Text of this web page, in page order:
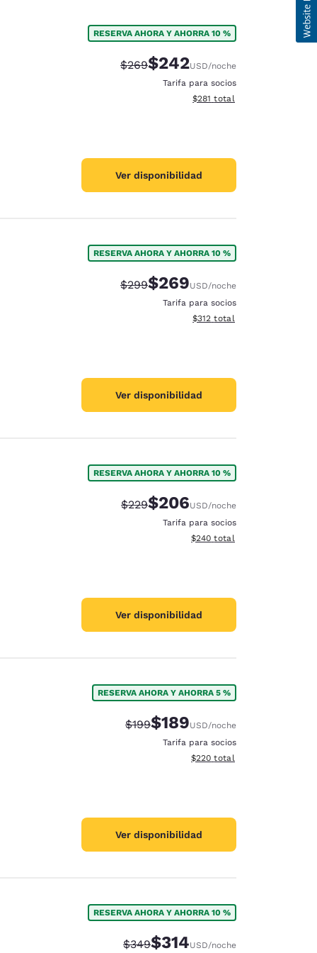
RESERVA AHORA Y AHORRA 10 %
Precio tachado:
$269Precio con descuento:
$242USD/noche
Tarifa para socios
Ver detalles del total
$281 total
Ver disponibilidad
RESERVA AHORA Y AHORRA 10 %
Precio tachado:
$299Precio con descuento:
$269USD/noche
Tarifa para socios
Ver detalles del total
$312 total
Ver disponibilidad
RESERVA AHORA Y AHORRA 10 %
Precio tachado:
$229Precio con descuento:
$206USD/noche
Tarifa para socios
Ver detalles del total
$240 total
Ver disponibilidad
RESERVA AHORA Y AHORRA 5 %
Precio tachado:
$199Precio con descuento:
$189USD/noche
Tarifa para socios
Ver detalles del total
$220 total
Ver disponibilidad
RESERVA AHORA Y AHORRA 10 %
Precio tachado:
$349Precio con descuento:
$314USD/noche